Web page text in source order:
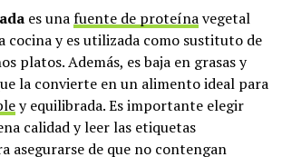
es unafuente de proteínavegetal
cocina y es utilizada como sustituto de
platos. Además, es baja en grasas y
la convierte en un alimento ideal para
y equilibrada. Es importante elegir
calidad y leer las etiquetas
asegurarse de que no contengan